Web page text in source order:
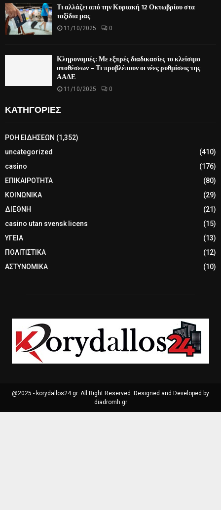
Τι αλλάζει από την Κυριακή 12 Οκτωβρίου στα
ταξίδια μας
11/10/2025 0
Κληρονομιές: Με εξπρές διαδικασίες το κλείσιμο
υποθέσεων – Τι προβλέπουν οι νέες ρυθμίσεις της
ΑΑΔΕ
11/10/2025 0
ΚΑΤΗΓΟΡΙΕΣ
ΡΟΗ ΕΙΔΗΣΕΩΝ (1,352)
uncategorized
(410)
casino
(176)
ΕΠΙΚΑΙΡΟΤΗΤΑ
(80)
ΚΟΙΝΩΝΙΚΑ
(29)
ΔΙΕΘΝΗ
(21)
casino utan svensk licens
(15)
ΥΓΕΙΑ
(13)
ΠΟΛΙΤΙΣΤΙΚΑ
(12)
ΑΣΤΥΝΟΜΙΚΑ
(10)
@2025 - korydallos24.gr. All Right Reserved. Designed and Developed by
diadromh.gr